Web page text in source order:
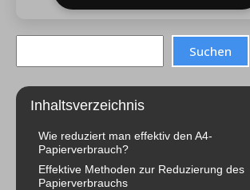
Suchen
Inhaltsverzeichnis
Wie reduziert man effektiv den A4-
Papierverbrauch?
Effektive Methoden zur Reduzierung des
Papierverbrauchs